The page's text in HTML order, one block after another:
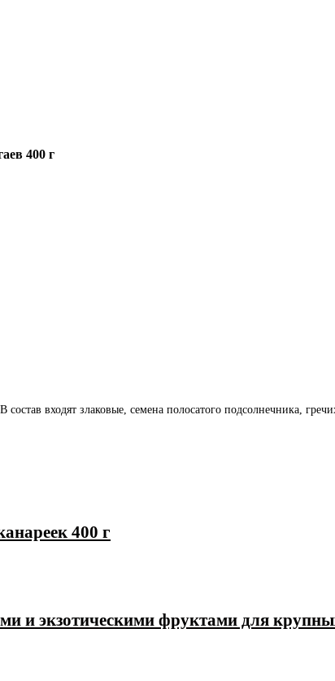
400 г
состав входят злаковые, семена полосатого подсолнечника,
400 г
и экзотическими фруктами для